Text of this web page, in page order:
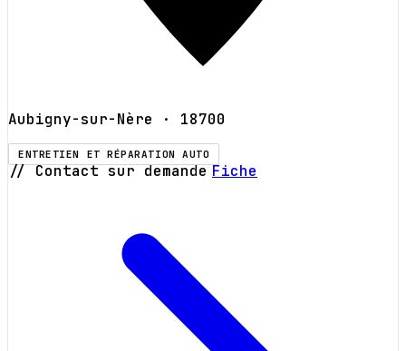
Aubigny-sur-Nère · 18700
ENTRETIEN ET RÉPARATION AUTO
// Contact sur demande Fiche